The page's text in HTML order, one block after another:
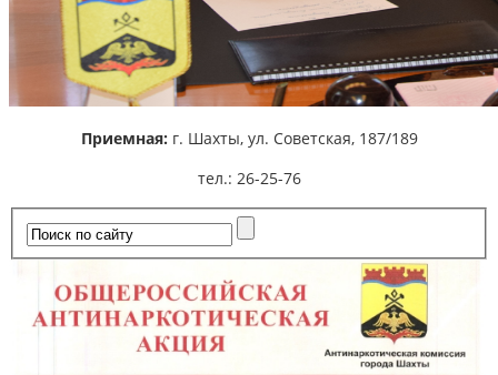
Приемная: г. Шахты, ул. Советская, 187/189
тел.: 26-25-76